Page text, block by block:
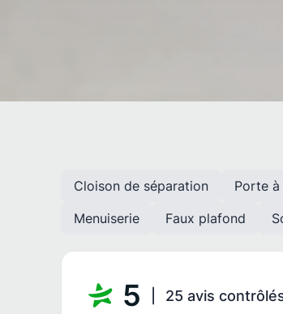
Cloison de séparation Porte
Menuiserie
Faux plafond
5 25 avis